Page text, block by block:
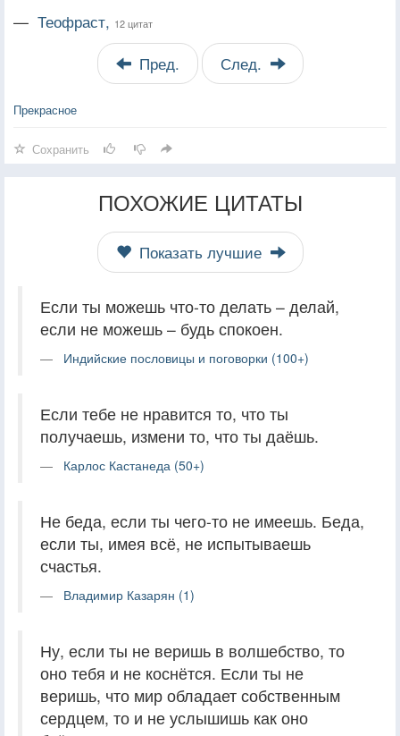
— Теофраст, 12 цитат
Пред. След.
Прекрасное
Сохранить
ПОХОЖИЕ ЦИТАТЫ
Показать лучшие
Если ты можешь что-то делать – делай,
если не можешь – будь спокоен.
Индийские пословицы и поговорки (100+)
Если тебе не нравится то, что ты
получаешь, измени то, что ты даёшь.
Карлос Кастанеда (50+)
Не беда, если ты чего-то не имеешь. Беда,
если ты, имея всё, не испытываешь
счастья.
Владимир Казарян (1)
Ну, если ты не веришь в волшебство, то
оно тебя и не коснётся. Если ты не
веришь, что мир обладает собственным
сердцем, то и не услышишь как оно